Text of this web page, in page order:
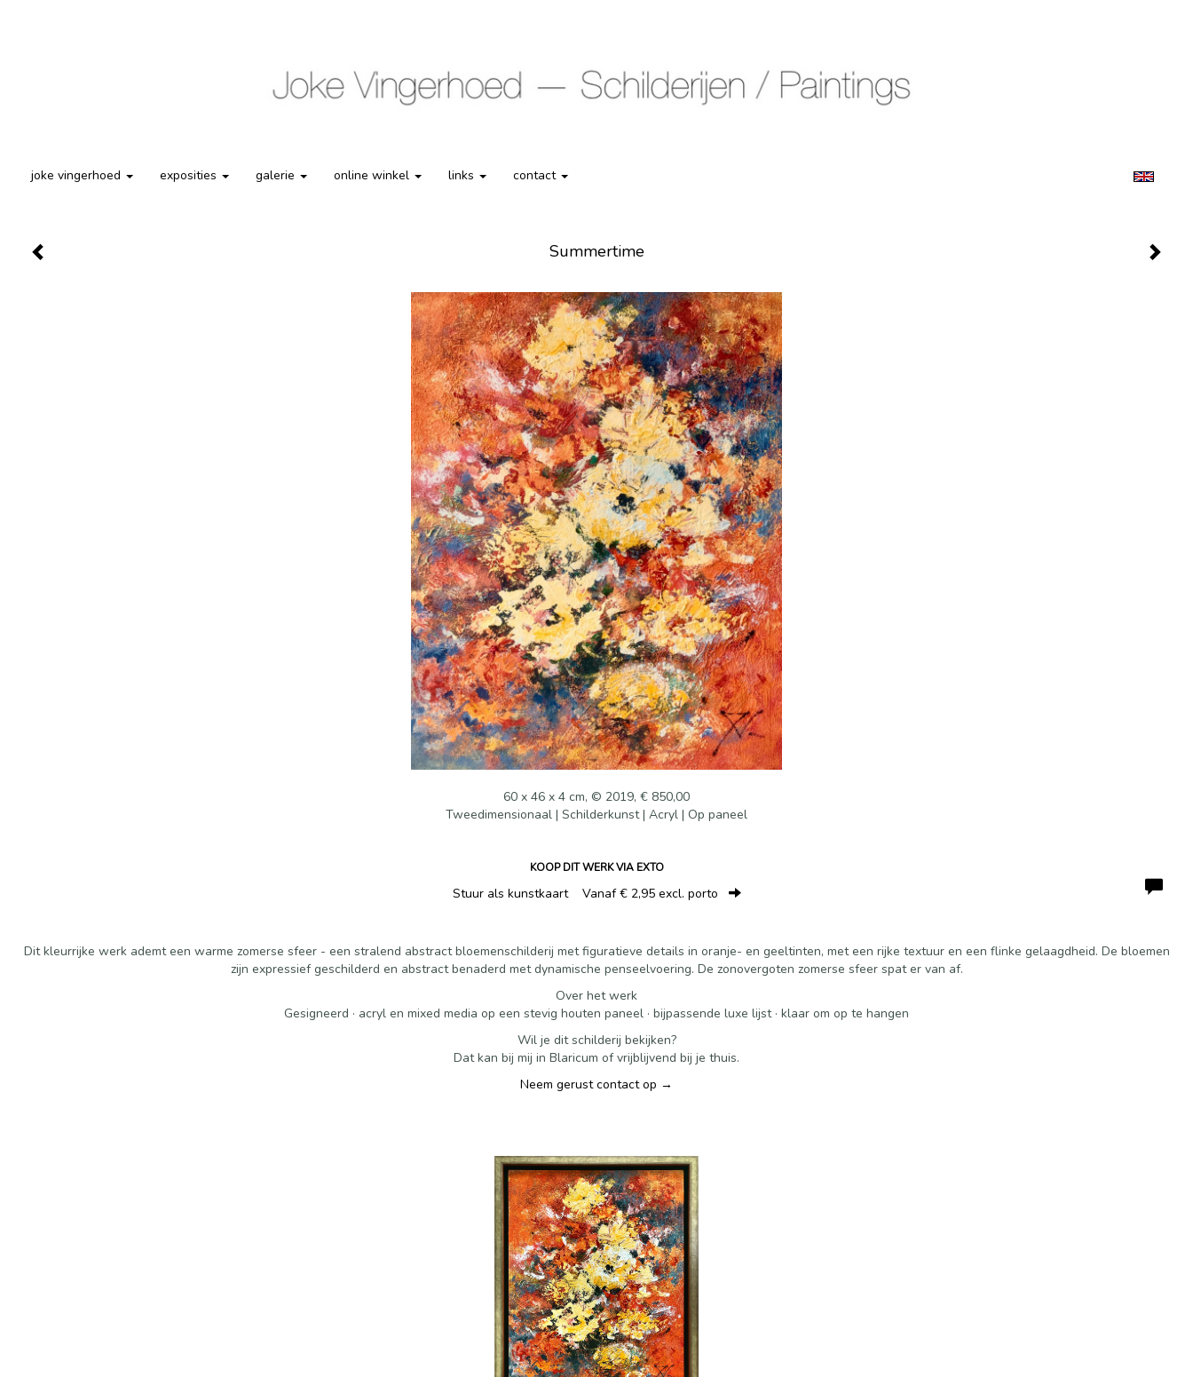
joke vingerhoed exposities galerie online winkel links contact
Summertime
60 x 46 x 4 cm, © 2019, € 850,00
Tweedimensionaal | Schilderkunst | Acryl | Op paneel
KOOP DIT WERK VIA EXTO
Stuur als kunstkaart Vanaf € 2,95 excl. porto
Dit kleurrijke werk ademt een warme zomerse sfeer - een stralend abstract bloemenschilderij met figuratieve details in oranje- en geeltinten, met een rijke textuur en een flinke gelaagdheid. De bloemen
zijn expressief geschilderd en abstract benaderd met dynamische penseelvoering. De zonovergoten zomerse sfeer spat er van af.
Over het werk
Gesigneerd · acryl en mixed media op een stevig houten paneel · bijpassende luxe lijst · klaar om op te hangen
Wil je dit schilderij bekijken?
Dat kan bij mij in Blaricum of vrijblijvend bij je thuis.
Neem gerust contact op →